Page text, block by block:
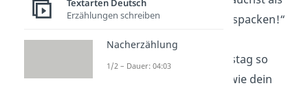
beim Geschenke auspacken!“
„Möge dein Geburtstag so
unvergesslich sein wie dein
Erzählungen schreiben
Nacherzählung
1/2 – Dauer: 04:03